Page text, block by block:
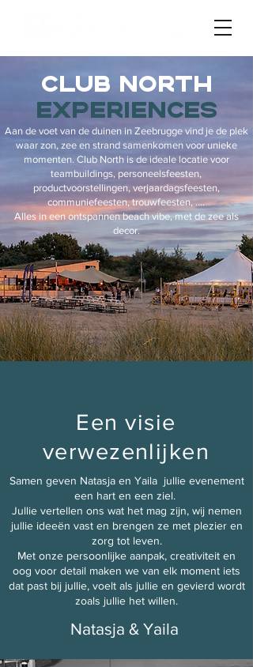
CLUB NORTH
EXPERiENCES
Aan de voet van de duinen in Zeebrugge vind je de plek
waar zon, zee en strand samenkomen voor unieke
momenten. Club North is de ideale locatie voor
teambuildings, personeelsfeesten,
productvoorstellingen, verjaardagsfeesten,
communiefeesten, trouwfeesten, ....
Alles in een ontspannen beach vibe, met de zee als
decor.
Een visie
verwezenlijken
Samen geven Natasja en Yaila jullie evenement
een hart en een ziel.
Jullie vertellen ons wat het mag zijn, wij nemen
jullie ideeën vast en brengen ze met plezier en
zorg tot leven.
Met onze persoonlijke aanpak, creativiteit en
oog voor detail maken we van elk moment iets
dat past bij jullie, voelt als jullie en gevierd wordt
zoals jullie het willen.
Natasja & Yaila